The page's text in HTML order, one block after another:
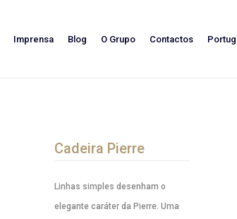
Imprensa Blog O Grupo Contactos
Cadeira Pierre
Linhas simples desenham o
elegante caráter da Pierre. Uma